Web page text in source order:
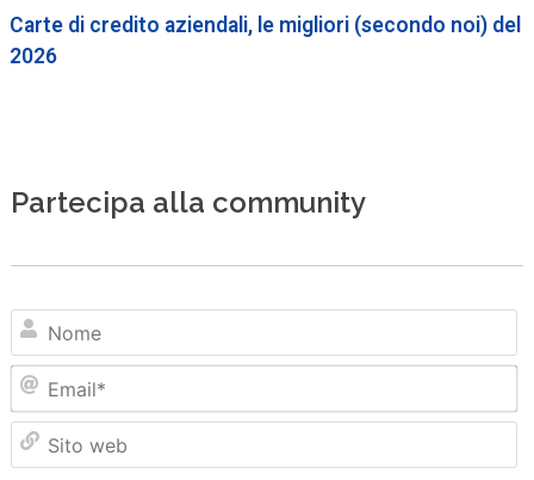
Carte di credito aziendali, le migliori (secondo noi) del
2026
Partecipa alla community